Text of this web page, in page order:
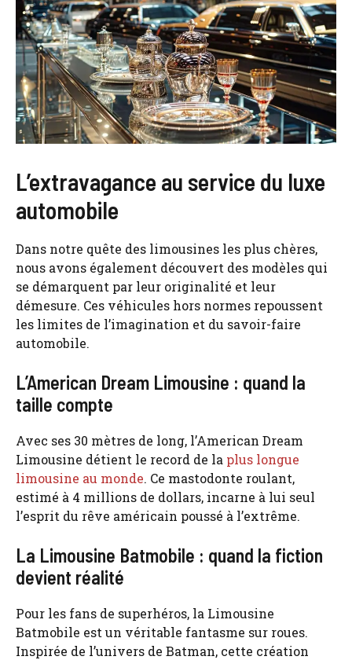
L’extravagance au service du luxe
automobile
Dans notre quête des limousines les plus chères,
nous avons également découvert des modèles qui
se démarquent par leur originalité et leur
démesure. Ces véhicules hors normes repoussent
les limites de l’imagination et du savoir-faire
automobile.
L’American Dream Limousine : quand la
taille compte
Avec ses 30 mètres de long, l’American Dream
Limousine détient le record de la plus longue
limousine au monde. Ce mastodonte roulant,
estimé à 4 millions de dollars, incarne à lui seul
l’esprit du rêve américain poussé à l’extrême.
La Limousine Batmobile : quand la fiction
devient réalité
Pour les fans de superhéros, la Limousine
Batmobile est un véritable fantasme sur roues.
Inspirée de l’univers de Batman, cette création